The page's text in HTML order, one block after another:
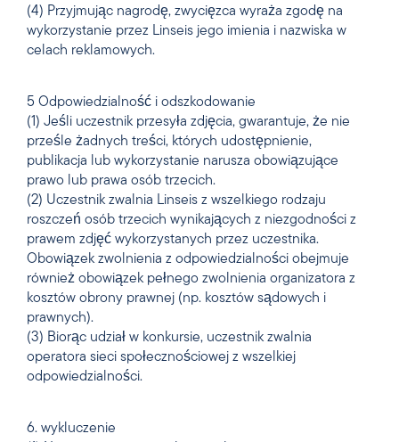
(4) Przyjmując nagrodę, zwycięzca wyraża zgodę na
wykorzystanie przez Linseis jego imienia i nazwiska w
celach reklamowych.
5 Odpowiedzialność i odszkodowanie
(1) Jeśli uczestnik przesyła zdjęcia, gwarantuje, że nie
prześle żadnych treści, których udostępnienie,
publikacja lub wykorzystanie narusza obowiązujące
prawo lub prawa osób trzecich.
(2) Uczestnik zwalnia Linseis z wszelkiego rodzaju
roszczeń osób trzecich wynikających z niezgodności z
prawem zdjęć wykorzystanych przez uczestnika.
Obowiązek zwolnienia z odpowiedzialności obejmuje
również obowiązek pełnego zwolnienia organizatora z
kosztów obrony prawnej (np. kosztów sądowych i
prawnych).
(3) Biorąc udział w konkursie, uczestnik zwalnia
operatora sieci społecznościowej z wszelkiej
odpowiedzialności.
6. wykluczenie